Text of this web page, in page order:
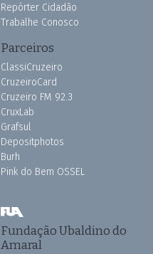
Repórter Cidadão
Trabalhe Conosco
Parceiros
ClassiCruzeiro
CruzeiroCard
Cruzeiro FM 92.3
CruxLab
Grafsul
Depositphotos
Burh
Pink do Bem OSSEL
Fundação Ubaldino do
Amaral